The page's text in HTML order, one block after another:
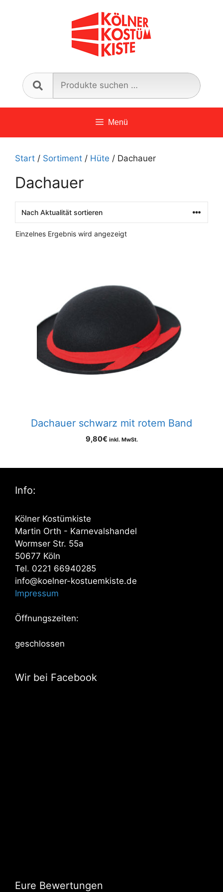
nach:
Menü
Start / Sortiment / Hüte / Dachauer
Dachauer
Einzelnes Ergebnis wird angezeigt
Dachauer schwarz mit rotem Band
9,80€ inkl. MwSt.
Info:
Kölner Kostümkiste
Martin Orth - Karnevalshandel
Wormser Str. 55a
50677 Köln
Tel. 0221 66940285
info@koelner-kostuemkiste.de
Impressum
Öffnungszeiten:
geschlossen
Wir bei Facebook
Eure Bewertungen